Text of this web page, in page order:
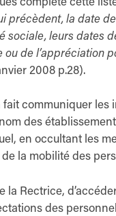
complète cette
précèdent, la date
sociale, leurs dates
de l’appréciation
2008 p.28).
fait communiquer
des
en occultant les
la mobilité des
la Rectrice,
des